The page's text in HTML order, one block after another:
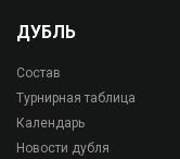
ДУБЛЬ
Состав
Турнирная таблица
Календарь
Новости дубля